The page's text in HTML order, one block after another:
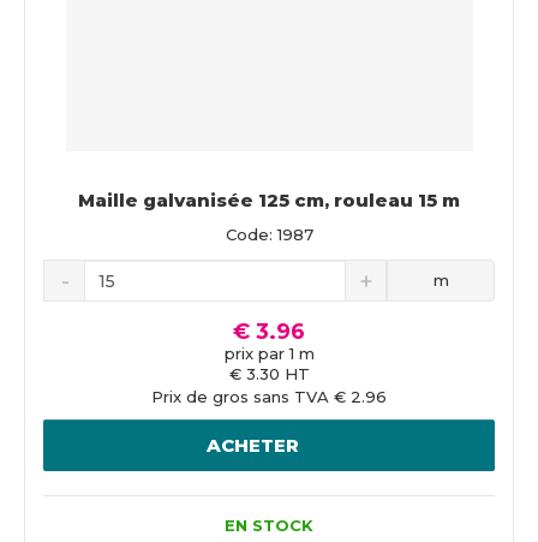
Maille galvanisée 125 cm, rouleau 15 m
Code: 1987
€ 3.96
prix par 1 m
€ 3.30 HT
Prix de gros sans TVA € 2.96
m
ACHETER
EN STOCK